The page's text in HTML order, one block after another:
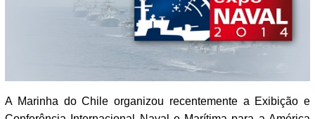
A Marinha do Chile organizou recentemente a Exibição e